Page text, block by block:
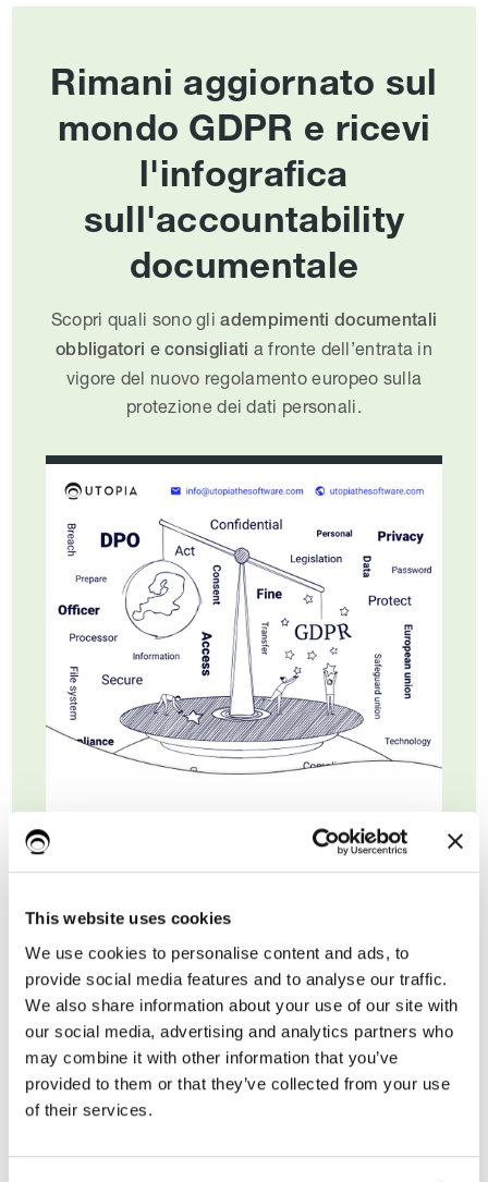
This website uses cookies
We use cookies to personalise content and ads, to
provide social media features and to analyse our traffic.
We also share information about your use of our site with
our social media, advertising and analytics partners who
may combine it with other information that you’ve
provided to them or that they’ve collected from your use
of their services.
Rimani aggiornato sul
mondo GDPR e ricevi
l'infografica
sull'accountability
documentale
Scopri quali sono gliadempimenti documentali
obbligatori e consigliati a fronte dell’entrata in
vigore del nuovo regolamento europeo sulla
protezione dei dati personali.
Cognome
Email di lavoro*